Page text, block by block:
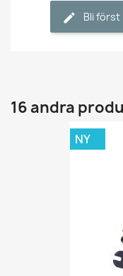
Bli först
16 andra
NY